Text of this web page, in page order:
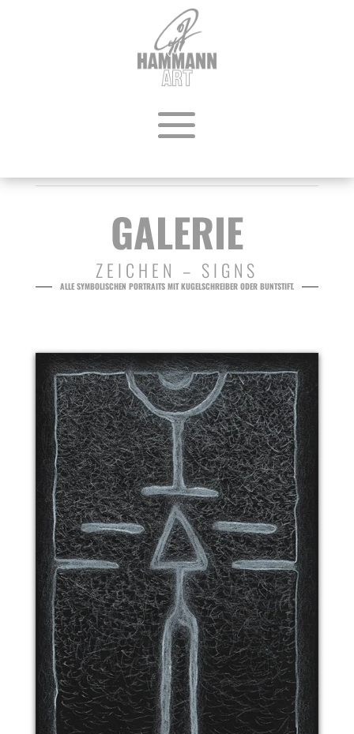
GALERIE
ZEICHEN – SIGNS
ALLE SYMBOLISCHEN PORTRAITS MIT KUGELSCHREIBER ODER BUNTSTIFT.